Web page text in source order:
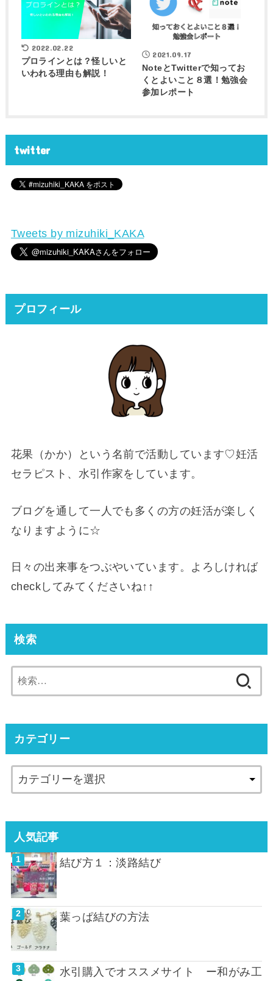
2022.02.22
プロラインとは？怪しいと
いわれる理由も解説！
2021.09.17
NoteとTwitterで知ってお
くとよいこと８選！勉強会
参加レポート
twitter
Tweets by mizuhiki_KAKA
プロフィール
花果（かか）という名前で活動しています♡妊活
セラピスト、水引作家をしています。
ブログを通して一人でも多くの方の妊活が楽しく
なりますように☆
日々の出来事をつぶやいています。よろしければ
checkしてみてくださいね↑↑
検索
索:
カテゴリー
人気記事
結び方１：淡路結び
葉っぱ結びの方法
水引購入でオススメサイト ー和がみ工